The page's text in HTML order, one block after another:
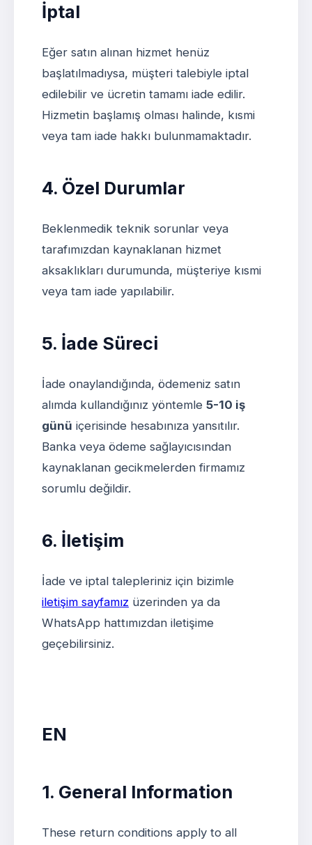
İptal
Eğer satın alınan hizmet henüz
başlatılmadıysa, müşteri talebiyle iptal
edilebilir ve ücretin tamamı iade edilir.
Hizmetin başlamış olması halinde, kısmi
veya tam iade hakkı bulunmamaktadır.
4. Özel Durumlar
Beklenmedik teknik sorunlar veya
tarafımızdan kaynaklanan hizmet
aksaklıkları durumunda, müşteriye kısmi
veya tam iade yapılabilir.
5. İade Süreci
İade onaylandığında, ödemeniz satın
alımda kullandığınız yöntemle 5-10 iş
günü içerisinde hesabınıza yansıtılır.
Banka veya ödeme sağlayıcısından
kaynaklanan gecikmelerden firmamız
sorumlu değildir.
6. İletişim
İade ve iptal talepleriniz için bizimle
iletişim sayfamız üzerinden ya da
WhatsApp hattımızdan iletişime
geçebilirsiniz.
EN
1. General Information
These return conditions apply to all